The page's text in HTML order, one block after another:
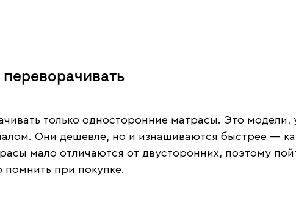
только односторонние матрасы. Это
Они дешевле, но и изнашиваются быстрее —
мало отличаются от двусторонних, поэтому
при покупке.